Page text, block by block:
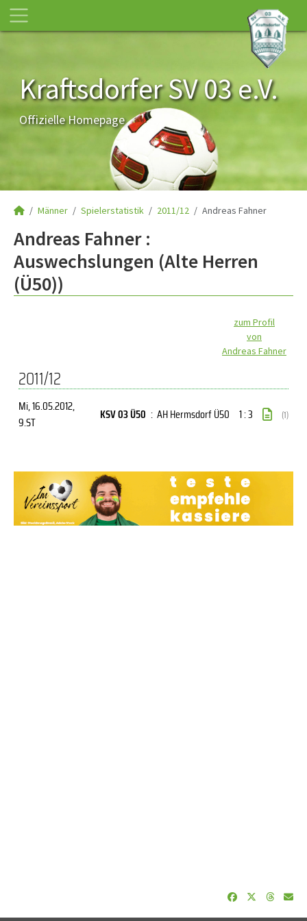
Kraftsdorfer SV 03 e.V.
Offizielle Homepage
Männer Spielerstatistik 2011/12 Andreas Fahner
Andreas Fahner :
Auswechslungen (Alte Herren
(Ü50))
zum Profil
von
Andreas Fahner
2011/12
Mi, 16.05.2012,
9.ST
KSV 03 Ü50 : AH Hermsdorf Ü50 1 : 3 (1)